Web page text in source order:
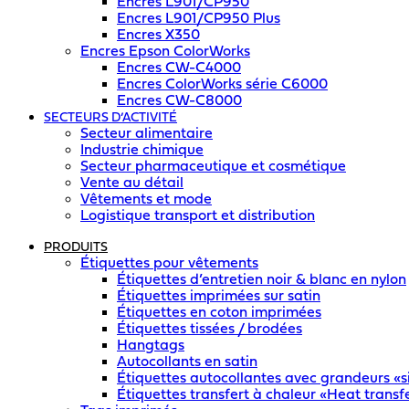
Encres L901/CP950 Plus
Encres X350
Encres Epson ColorWorks
Encres CW-C4000
Encres ColorWorks série C6000
Encres CW-C8000
SECTEURS D’ACTIVITÉ
Secteur alimentaire
Industrie chimique
Secteur pharmaceutique et cosmétique
Vente au détail
Vêtements et mode
Logistique transport et distribution
PRODUITS
Étiquettes pour vêtements
Étiquettes d’entretien noir & blanc en nylon
Étiquettes imprimées sur satin
Étiquettes en coton imprimées
Étiquettes tissées / brodées
Hangtags
Autocollants en satin
Étiquettes autocollantes avec grandeurs
Étiquettes transfert à chaleur «Heat